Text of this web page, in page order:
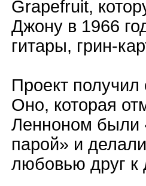
Grapefruit,
Джону в 1966
гитары, грин-
Проект
Оно, которая
Ленноном были
парой» и
любовью друг к